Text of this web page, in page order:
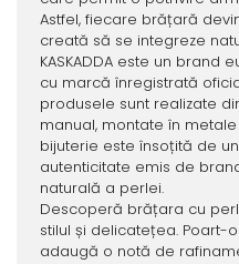
Astfel, fiecare brățară
creată să se integreze
KASKADDA este un brand
cu marcă înregistrată
produsele sunt realizate
manual, montate în
bijuterie este însoțită de
autenticitate emis de
naturală a perlei.
Descoperă brățara cu
stilul și delicatețea. Poart-
adaugă o notă de